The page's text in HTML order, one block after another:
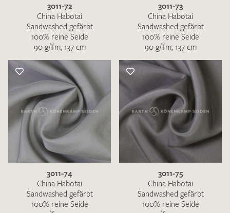
3011-72
China Habotai
Sandwashed gefärbt
100% reine Seide
90 g/lfm, 137 cm
3011-73
China Habotai
Sandwashed gefärbt
100% reine Seide
90 g/lfm, 137 cm
3011-74
China Habotai
Sandwashed gefärbt
100% reine Seide
3011-75
China Habotai
Sandwashed gefärbt
100% reine Seide